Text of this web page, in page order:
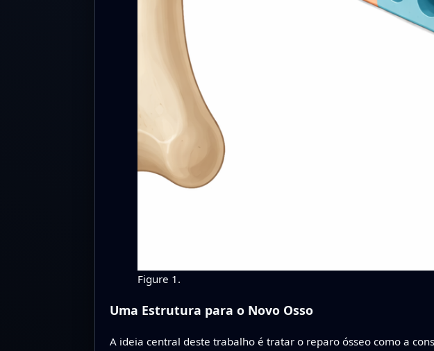
Figure 1.
Uma Estrutura para o Novo Osso
A ideia central deste trabalho é tratar o reparo ósseo como a